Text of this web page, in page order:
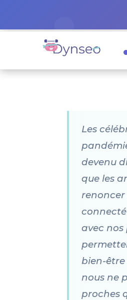
Les
devenu
que les
avec
bien-
nous ne
proches